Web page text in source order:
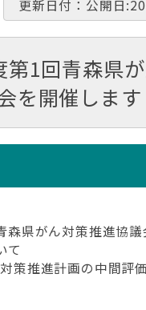
更新日付：公開日
第1回青森県
を開催します
森県がん対策推進協
て
策推進計画の中間評